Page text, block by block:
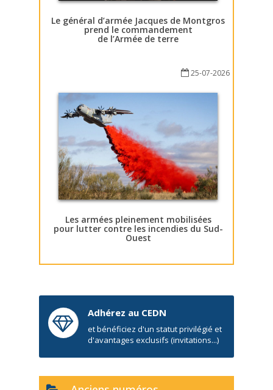
Le général d’armée Jacques de Montgros
prend le commandement
de l’Armée de terre
25-07-2026
Les armées pleinement mobilisées
pour lutter contre les incendies du Sud-
Ouest
Adhérez au CEDN
et bénéficiez d'un statut privilégié et
d'avantages exclusifs (invitations...)